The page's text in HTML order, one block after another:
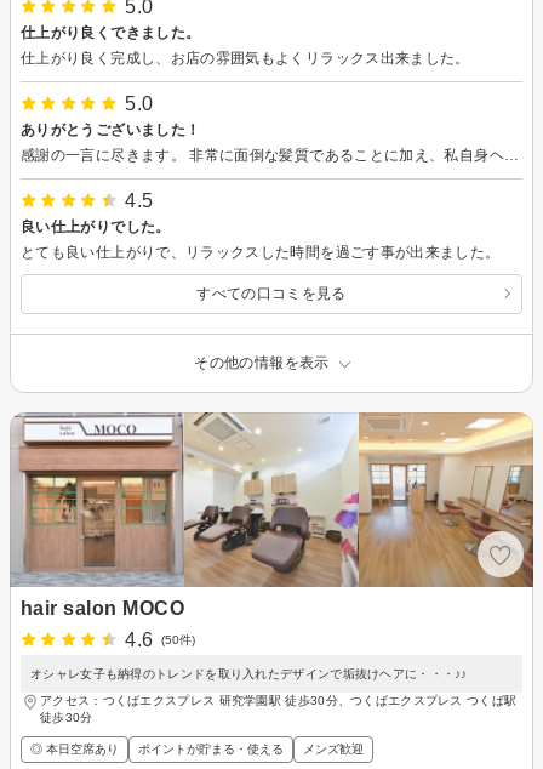
5.0
仕上がり良くできました。
仕上がり良く完成し、お店の雰囲気もよくリラックス出来ました。
5.0
ありがとうございました！
感謝の一言に尽きます。 非常に面倒な髪質であることに加え、私自身ヘアケアが苦手な部類です。 しかしながらイメージ通り且つケアしやすいように仕上げていただきました。 ヘッドマッサージも抜群で、語彙力が喪失して無になりました。 またお願いしますm(_ _)m
4.5
良い仕上がりでした。
とても良い仕上がりで、リラックスした時間を過ごす事が出来ました。
すべての口コミを見る
その他の情報を表示
hair salon MOCO
4.6
(50件)
オシャレ女子も納得のトレンドを取り入れたデザインで垢抜けヘアに・・・♪♪
アクセス：つくばエクスプレス 研究学園駅 徒歩30分、つくばエクスプレス つくば駅
徒歩30分
◎ 本日空席あり ポイントが貯まる・使える メンズ歓迎